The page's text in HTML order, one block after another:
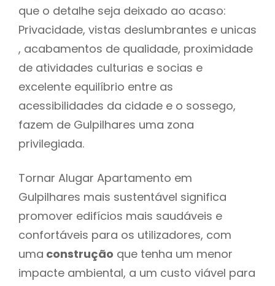
que o detalhe seja deixado ao acaso:
Privacidade, vistas deslumbrantes e unicas
, acabamentos de qualidade, proximidade
de atividades culturias e socias e
excelente equilíbrio entre as
acessibilidades da cidade e o sossego,
fazem de Gulpilhares uma zona
privilegiada.
Tornar Alugar Apartamento em
Gulpilhares mais sustentável significa
promover edifícios mais saudáveis e
confortáveis para os utilizadores, com
uma construção que tenha um menor
impacte ambiental, a um custo viável para